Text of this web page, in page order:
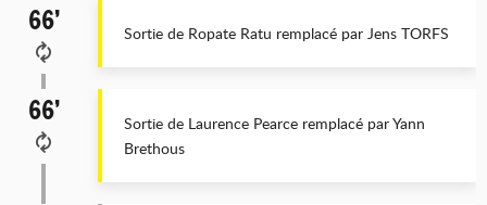
66’ Sortie de Ropate Ratu remplacé par Jens TORFS
66’
Sortie de Laurence Pearce remplacé par Yann
Brethous